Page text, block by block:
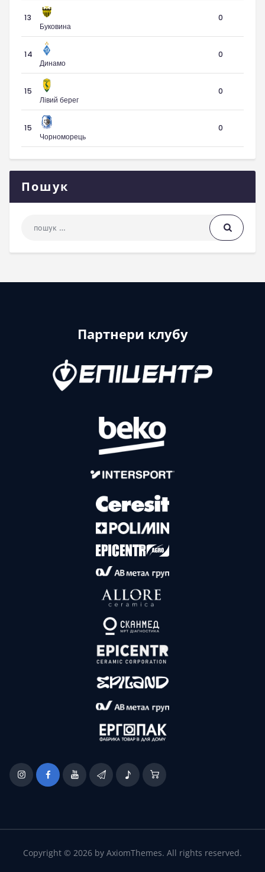
13
Буковина
0
14
Динамо
0
15
Лівий берег
0
15
Чорноморець
0
Пошук
Copyright © 2026 by AxiomThemes. All rights reserved.